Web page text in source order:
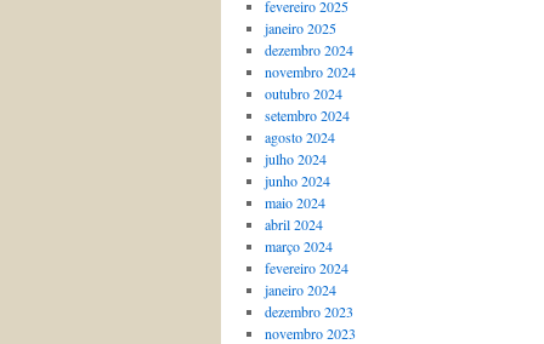
fevereiro 2025
janeiro 2025
dezembro 2024
novembro 2024
outubro 2024
setembro 2024
agosto 2024
julho 2024
junho 2024
maio 2024
abril 2024
março 2024
fevereiro 2024
janeiro 2024
dezembro 2023
novembro 2023